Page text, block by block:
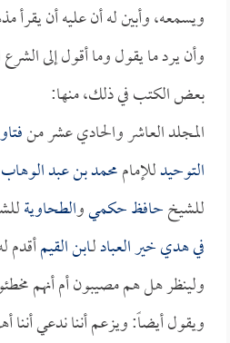
ويسمعه، وأبين له أن عليه أن
وأن يرد ما يقول وما أقول إلى
بعض الكتب في ذلك، منها:
المجلد العاشر والحادي عشر من
التوحيدللإماممحمد بن عبد الوهاب
للشيخحافظ حكميوالطحاوية
في هدي خير العبادلـابن القيمأقدم
ولينظر هل هم مصيبون أم أنهم
ويقول أيضاً: ويزعم أننا ندعي أننا